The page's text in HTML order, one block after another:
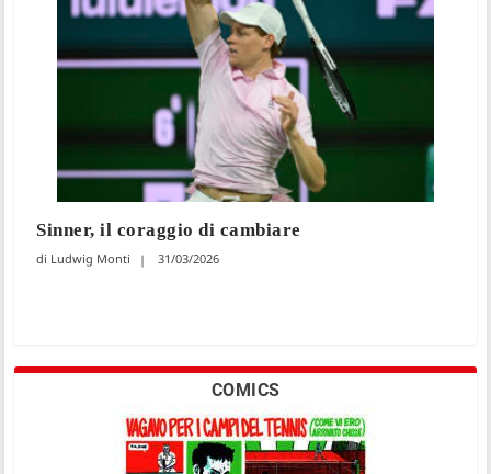
Sinner, il coraggio di cambiare
Ludwig Monti 31/03/2026
COMICS